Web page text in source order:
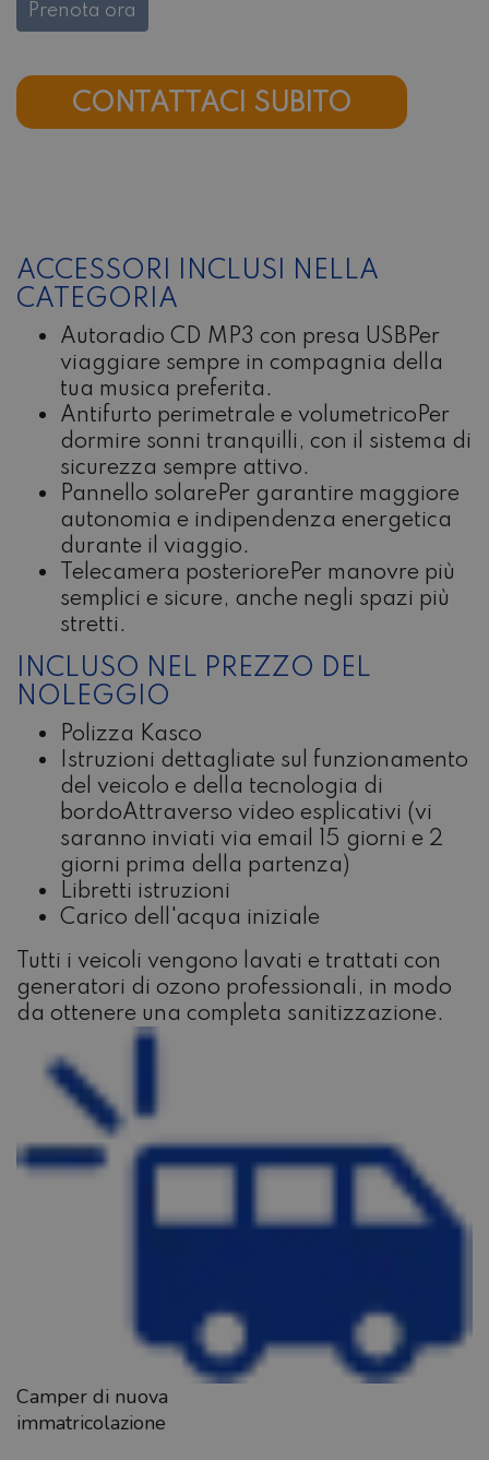
Prenota ora
CONTATTACI SUBITO
ACCESSORI INCLUSI NELLA
CATEGORIA
Autoradio CD MP3 con presa USBPer
viaggiare sempre in compagnia della
tua musica preferita.
Antifurto perimetrale e volumetricoPer
dormire sonni tranquilli, con il sistema di
sicurezza sempre attivo.
Pannello solarePer garantire maggiore
autonomia e indipendenza energetica
durante il viaggio.
Telecamera posteriorePer manovre più
semplici e sicure, anche negli spazi più
stretti.
INCLUSO NEL PREZZO DEL
NOLEGGIO
Polizza Kasco
Istruzioni dettagliate sul funzionamento
del veicolo e della tecnologia di
bordoAttraverso video esplicativi (vi
saranno inviati via email 15 giorni e 2
giorni prima della partenza)
Libretti istruzioni
Carico dell'acqua iniziale
Tutti i veicoli vengono lavati e trattati con
generatori di ozono professionali, in modo
da ottenere una completa sanitizzazione.
Camper di nuova
immatricolazione